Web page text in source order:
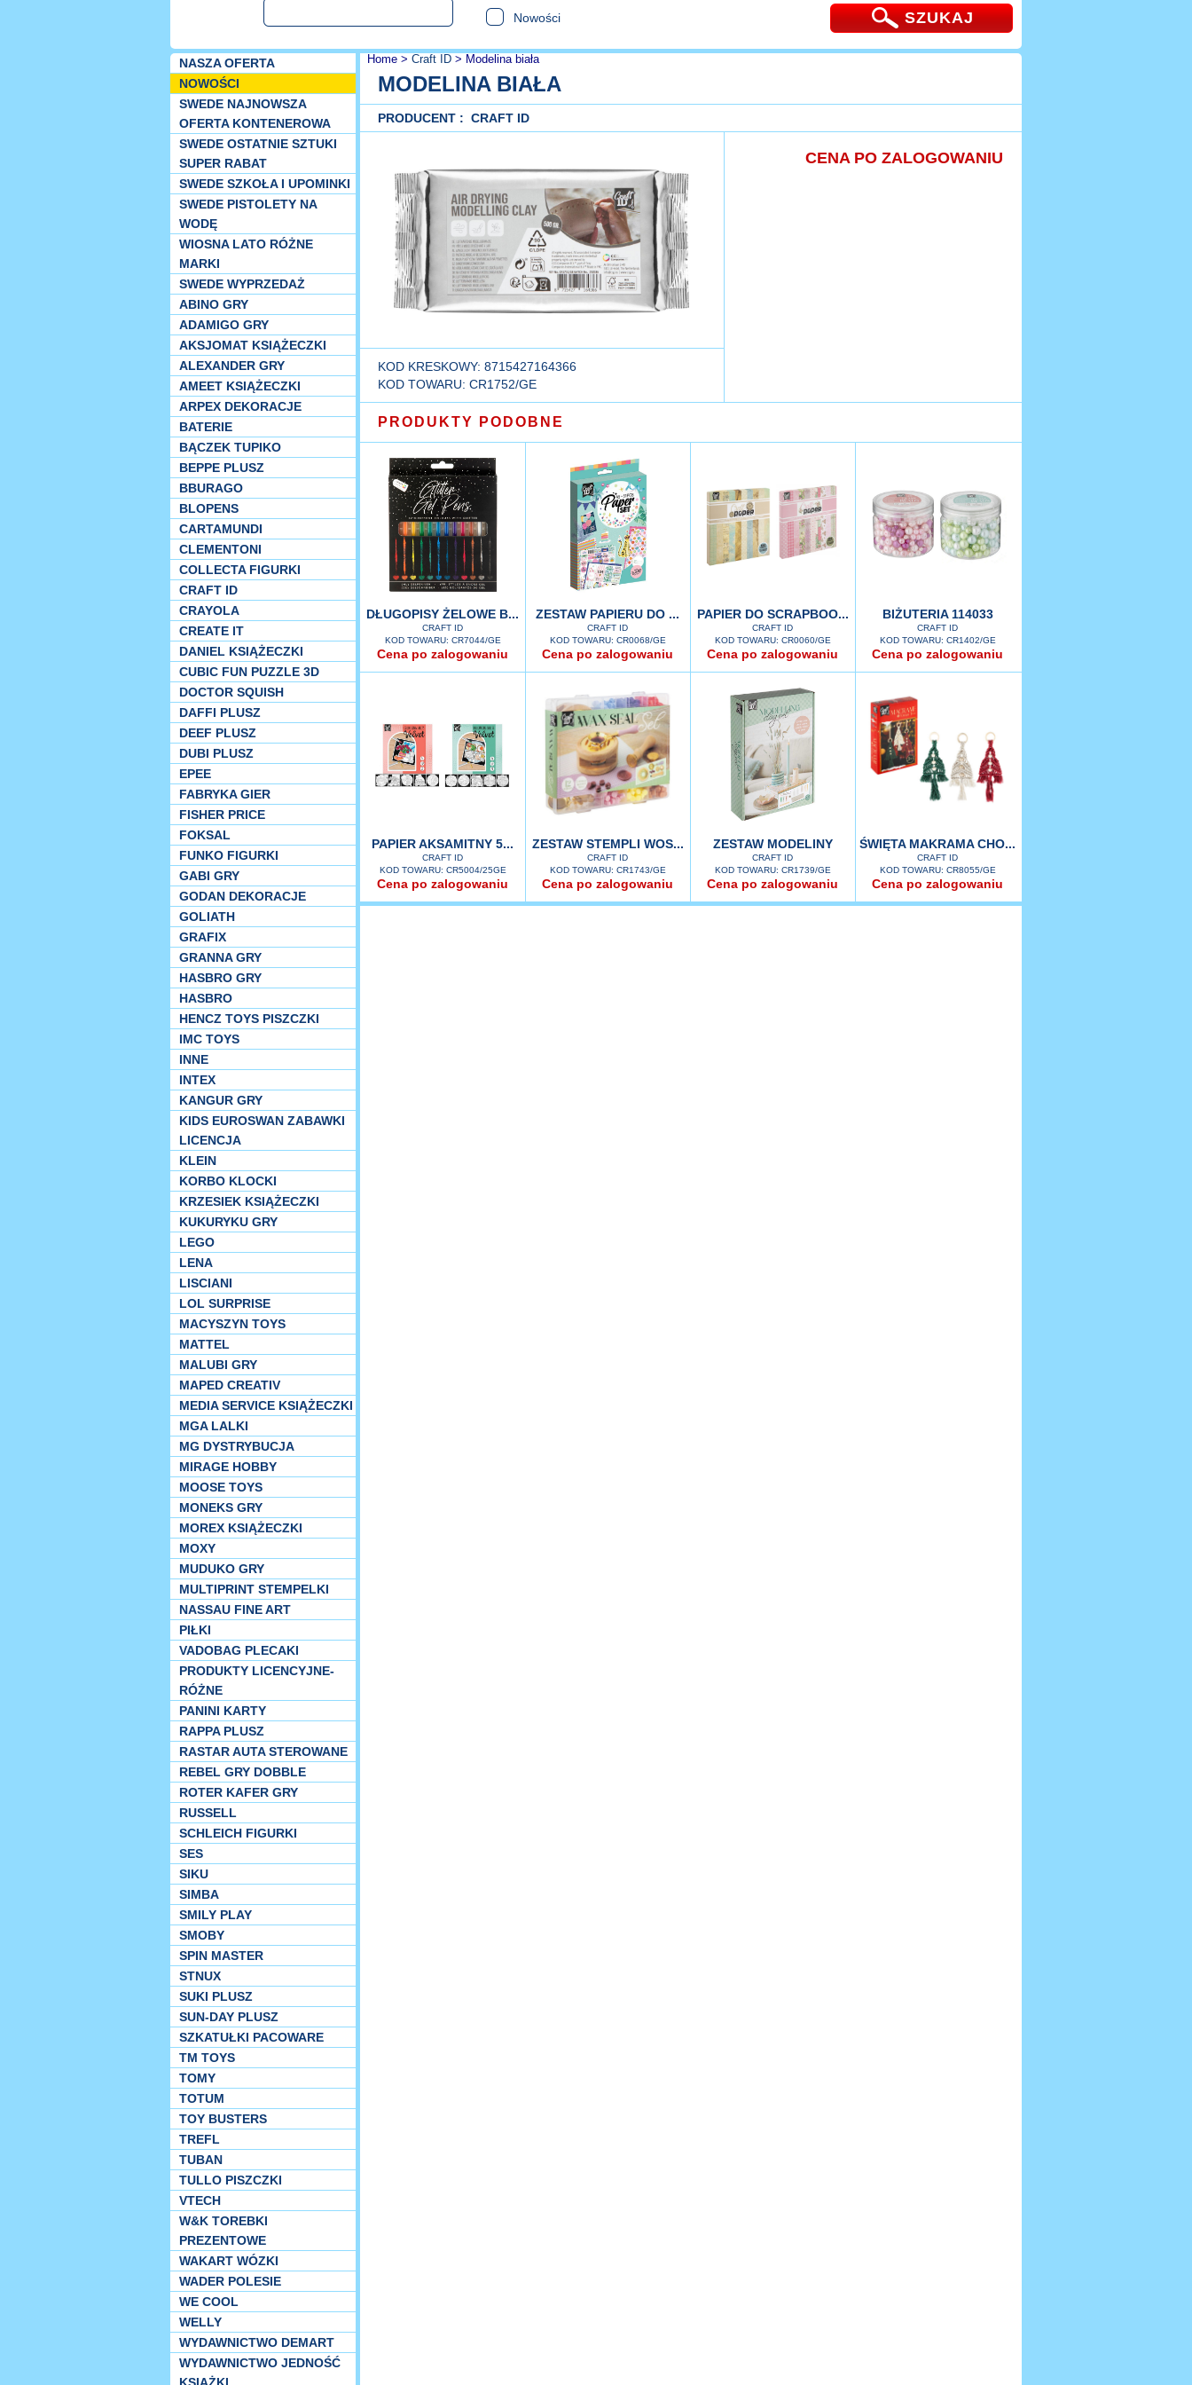
Nowości SZUKAJ
NASZA OFERTA
NOWOŚCI
SWEDE NAJNOWSZA
OFERTA KONTENEROWA
SWEDE OSTATNIE SZTUKI
SUPER RABAT
SWEDE SZKOŁA I UPOMINKI
SWEDE PISTOLETY NA
WODĘ
WIOSNA LATO RÓŻNE
MARKI
SWEDE WYPRZEDAŻ
ABINO GRY
ADAMIGO GRY
AKSJOMAT KSIĄŻECZKI
ALEXANDER GRY
AMEET KSIĄŻECZKI
ARPEX DEKORACJE
BATERIE
BĄCZEK TUPIKO
BEPPE PLUSZ
BBURAGO
BLOPENS
CARTAMUNDI
CLEMENTONI
COLLECTA FIGURKI
CRAFT ID
CRAYOLA
CREATE IT
DANIEL KSIĄŻECZKI
CUBIC FUN PUZZLE 3D
DOCTOR SQUISH
DAFFI PLUSZ
DEEF PLUSZ
DUBI PLUSZ
EPEE
FABRYKA GIER
FISHER PRICE
FOKSAL
FUNKO FIGURKI
GABI GRY
GODAN DEKORACJE
GOLIATH
GRAFIX
GRANNA GRY
HASBRO GRY
HASBRO
HENCZ TOYS PISZCZKI
IMC TOYS
INNE
INTEX
KANGUR GRY
KIDS EUROSWAN ZABAWKI
LICENCJA
KLEIN
KORBO KLOCKI
KRZESIEK KSIĄŻECZKI
KUKURYKU GRY
LEGO
LENA
LISCIANI
LOL SURPRISE
MACYSZYN TOYS
MATTEL
MALUBI GRY
MAPED CREATIV
MEDIA SERVICE KSIĄŻECZKI
MGA LALKI
MG DYSTRYBUCJA
MIRAGE HOBBY
MOOSE TOYS
MONEKS GRY
MOREX KSIĄŻECZKI
MOXY
MUDUKO GRY
MULTIPRINT STEMPELKI
NASSAU FINE ART
PIŁKI
VADOBAG PLECAKI
PRODUKTY LICENCYJNE-
RÓŻNE
PANINI KARTY
RAPPA PLUSZ
RASTAR AUTA STEROWANE
REBEL GRY DOBBLE
ROTER KAFER GRY
RUSSELL
SCHLEICH FIGURKI
SES
SIKU
SIMBA
SMILY PLAY
SMOBY
SPIN MASTER
STNUX
SUKI PLUSZ
SUN-DAY PLUSZ
SZKATUŁKI PACOWARE
TM TOYS
TOMY
TOTUM
TOY BUSTERS
TREFL
TUBAN
TULLO PISZCZKI
VTECH
W&K TOREBKI
PREZENTOWE
WAKART WÓZKI
WADER POLESIE
WE COOL
WELLY
WYDAWNICTWO DEMART
WYDAWNICTWO JEDNOŚĆ
Home > Craft ID > Modelina biała
MODELINA BIAŁA
PRODUCENT : CRAFT ID
KOD KRESKOWY: 8715427164366
KOD TOWARU: CR1752/GE
CENA PO ZALOGOWANIU
PRODUKTY PODOBNE
DŁUGOPISY ŻELOWE B...
CRAFT ID
KOD TOWARU: CR7044/GE
Cena po zalogowaniu
ZESTAW PAPIERU DO ...
CRAFT ID
KOD TOWARU: CR0068/GE
Cena po zalogowaniu
PAPIER DO SCRAPBOO...
CRAFT ID
KOD TOWARU: CR0060/GE
Cena po zalogowaniu
BIŻUTERIA 114033
CRAFT ID
KOD TOWARU: CR1402/GE
Cena po zalogowaniu
PAPIER AKSAMITNY 5...
CRAFT ID
KOD TOWARU: CR5004/25GE
Cena po zalogowaniu
ZESTAW STEMPLI WOS...
CRAFT ID
KOD TOWARU: CR1743/GE
Cena po zalogowaniu
ZESTAW MODELINY
CRAFT ID
KOD TOWARU: CR1739/GE
Cena po zalogowaniu
ŚWIĘTA MAKRAMA CHO...
CRAFT ID
KOD TOWARU: CR8055/GE
Cena po zalogowaniu